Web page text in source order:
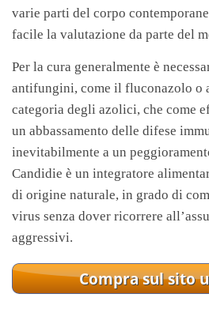
varie parti del corpo
facile la valutazione da parte del
Per la cura generalmente è
antifungini, come il fluconazolo
categoria degli azolici, che come
un abbassamento delle difese
inevitabilmente a un
Candidie è un integratore
di origine naturale, in grado di
virus senza dover ricorrere
aggressivi.